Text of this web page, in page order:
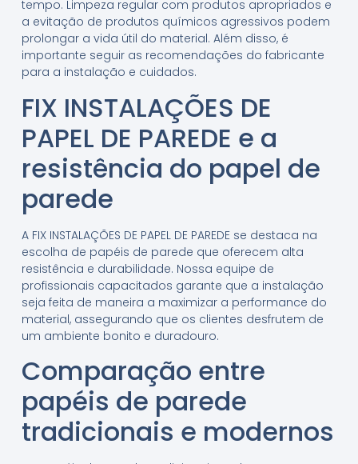
tempo. Limpeza regular com produtos apropriados e
a evitação de produtos químicos agressivos podem
prolongar a vida útil do material. Além disso, é
importante seguir as recomendações do fabricante
para a instalação e cuidados.
FIX INSTALAÇÕES DE
PAPEL DE PAREDE e a
resistência do papel de
parede
A FIX INSTALAÇÕES DE PAPEL DE PAREDE se destaca na
escolha de papéis de parede que oferecem alta
resistência e durabilidade. Nossa equipe de
profissionais capacitados garante que a instalação
seja feita de maneira a maximizar a performance do
material, assegurando que os clientes desfrutem de
um ambiente bonito e duradouro.
Comparação entre
papéis de parede
tradicionais e modernos